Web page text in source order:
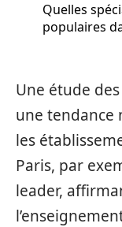
Quelles
populaires
Une étude
une tendance
les
Paris, par
leader,